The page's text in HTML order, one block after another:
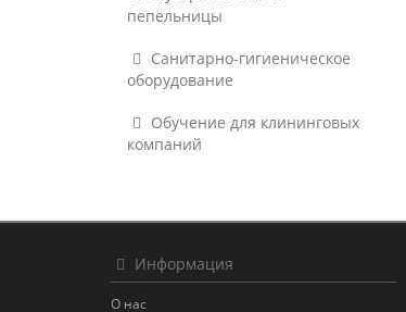
пепельницы
Санитарно-гигиеническое
оборудование
Обучение для клининговых
компаний
Информация
О нас